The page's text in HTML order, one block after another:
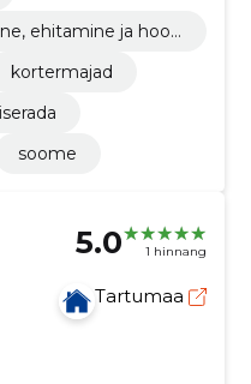
ehitamine ja hool
kortermajad
soome
5.0 1 hinnang
Tartumaa